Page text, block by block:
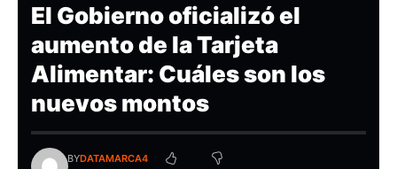
El Gobierno oficializó el
aumento de la Tarjeta
Alimentar: Cuáles son los
nuevos montos
BYDATAMARCA4